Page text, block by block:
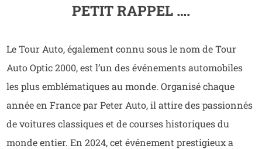
PETIT RAPPEL ….
Le Tour Auto, également connu sous le nom de Tour
Auto Optic 2000, est l’un des événements automobiles
les plus emblématiques au monde. Organisé chaque
année en France par Peter Auto, il attire des passionnés
de voitures classiques et de courses historiques du
monde entier. En 2024, cet événement prestigieux a